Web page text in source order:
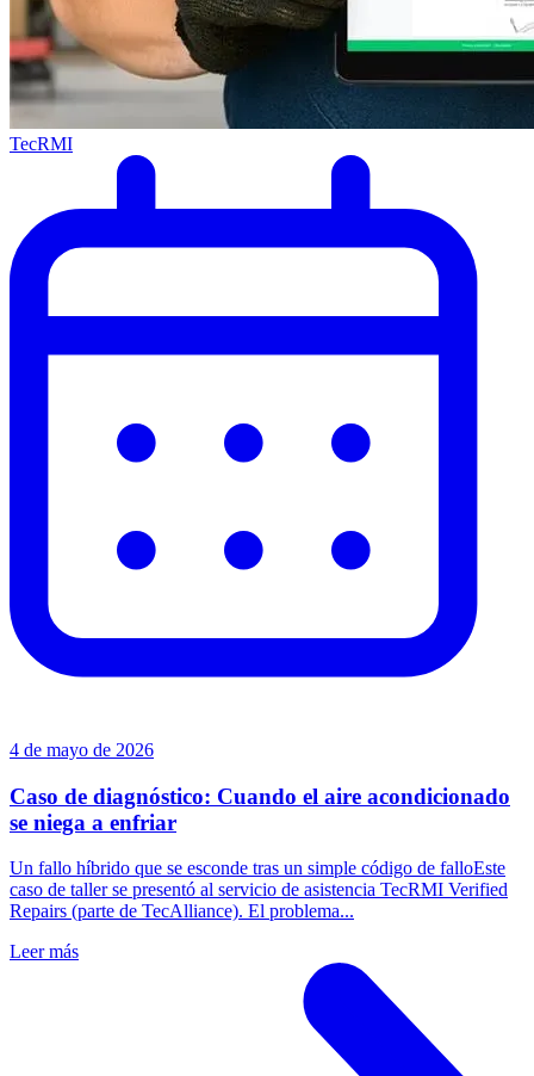
TecRMI
4 de mayo de 2026
Caso de diagnóstico: Cuando el aire acondicionado
se niega a enfriar
Un fallo híbrido que se esconde tras un simple código de falloEste
caso de taller se presentó al servicio de asistencia TecRMI Verified
Repairs (parte de TecAlliance). El problema...
Leer más